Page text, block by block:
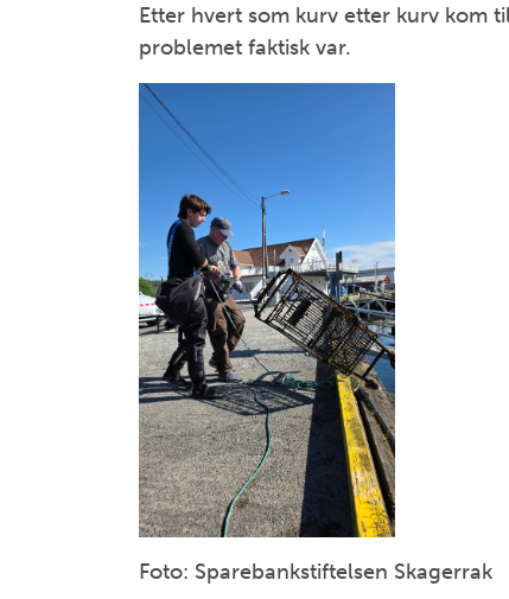
Etter hvert som kurv etter kurv kom
problemet faktisk var.
Foto: Sparebankstiftelsen Skagerrak